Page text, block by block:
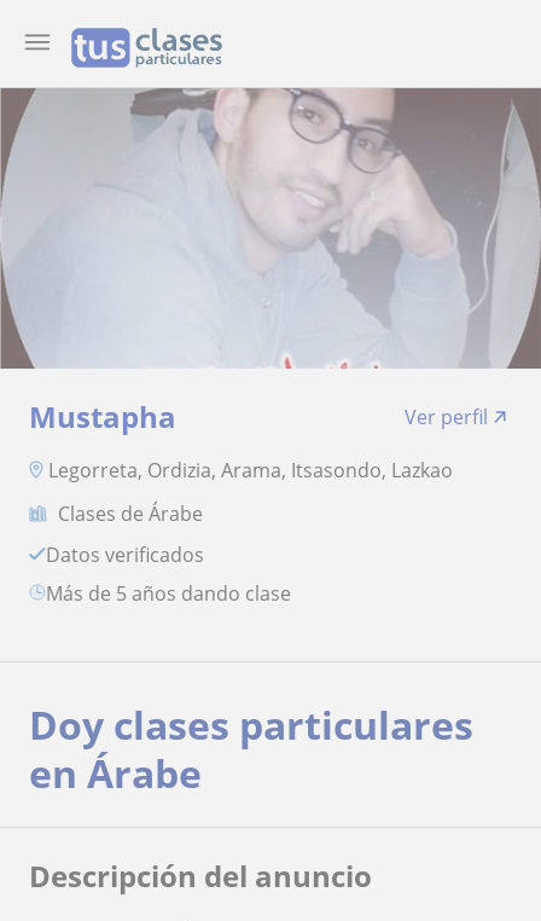
Mustapha
Ver perfil
Legorreta, Ordizia, Arama, Itsasondo, Lazkao
Clases de Árabe
Datos verificados
más de 5 años dando clase
Doy clases particulares
en Árabe
Descripción del anuncio